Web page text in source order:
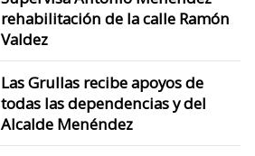
rehabilitación de la calle Ramón
Valdez
Las Grullas recibe apoyos de
todas las dependencias y del
Alcalde Menéndez